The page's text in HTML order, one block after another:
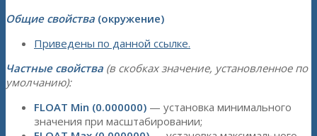
Общие свойства (окружение)
Приведены по данной ссылке.
Частные свойства (в скобках значение, установленное по
умолчанию):
FLOAT Min (0.000000) — установка минимального
значения при масштабировании;